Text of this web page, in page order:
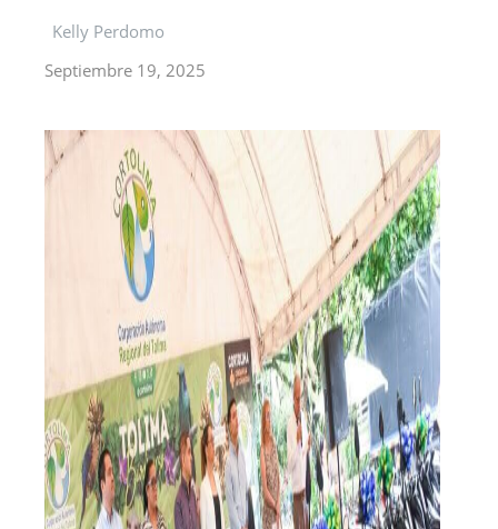
Kelly Perdomo
Septiembre 19, 2025